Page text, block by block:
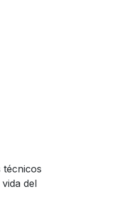
técnicos
del